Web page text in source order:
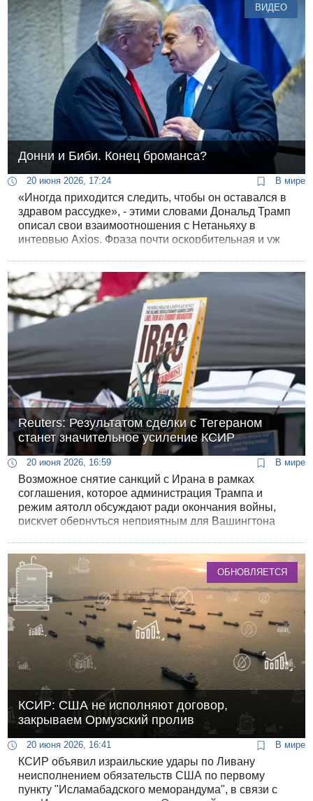
ВИДЕО
Донни и Биби. Конец броманса?
20 июня 2026, 17:24 В мире
«Иногда приходится следить, чтобы он оставался в
здравом рассудке», - этими словами Дональд Трамп
описал свои взаимоотношения с Нетаньяху в
интервью Axios. Фраза почти оскорбительная и уж
ожидать.
Reuters: Результатом сделки с Тегераном
станет значительное усиление КСИР
20 июня 2026, 16:59 В мире
Возможное снятие санкций с Ирана в рамках
соглашения, которое администрация Трампа и
режим аятолл обсуждают ради окончания войны,
рискует обернуться неприятным для Вашингтона
ОБНОВЛЯЕТСЯ
КСИР: США не исполняют договор,
закрываем Ормузский пролив
20 июня 2026, 16:41 В мире
КСИР объявил израильские удары по Ливану
неисполнением обязательств США по первому
пункту "Исламабадского меморандума", в связи с